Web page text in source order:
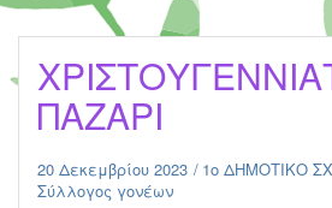
ΠΑΖΑΡΙ
20 Δεκεμβρίου 2023
1ο ΔΗΜΟΤΙΚΟ
Σύλλογος γονέων